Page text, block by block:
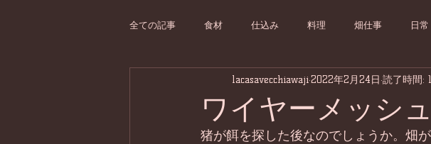
全ての記事 食材 仕込み 料理 畑仕事 日常
ワイヤーメッシュ
lacasavecchiawaji2022年2月24日 読了時間:
猪が餌を探した後なのでしょうか。畑